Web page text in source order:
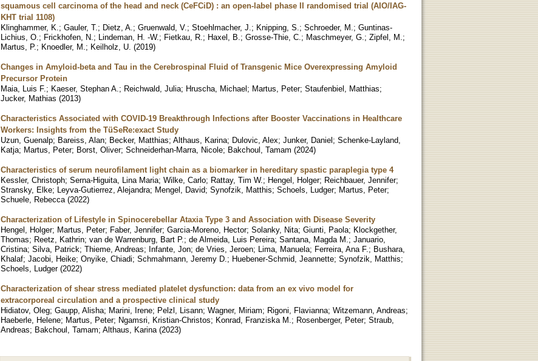
squamous cell carcinoma of the head and neck (CeFCiD) : an open-label phase II randomised trial (AIO/IAG-
KHT trial 1108)
Klinghammer, K. ; Gauler, T. ; Dietz, A. ; Gruenwald, V. ; Stoehlmacher, J. ; Knipping, S. ; Schroeder, M. ; Guntinas-
Lichius, O. ; Frickhofen, N. ; Lindeman, H. -W. ; Fietkau, R. ; Haxel, B. ; Grosse-Thie, C. ; Maschmeyer, G. ; Zipfel, M. ;
Martus, P. ; Knoedler, M. ; Keilholz, U. (2019)
Changes in Amyloid-beta and Tau in the Cerebrospinal Fluid of Transgenic Mice Overexpressing Amyloid
Precursor Protein
Maia, Luis F. ; Kaeser, Stephan A. ; Reichwald, Julia; Hruscha, Michael; Martus, Peter; Staufenbiel, Matthias;
Jucker, Mathias (2013)
Characteristics Associated with COVID-19 Breakthrough Infections after Booster Vaccinations in Healthcare
Workers: Insights from the TüSeRe:exact Study
Uzun, Guenalp; Bareiss, Alan; Becker, Matthias; Althaus, Karina; Dulovic, Alex; Junker, Daniel; Schenke-Layland,
Katja; Martus, Peter; Borst, Oliver; Schneiderhan-Marra, Nicole; Bakchoul, Tamam (2024)
Characteristics of serum neurofilament light chain as a biomarker in hereditary spastic paraplegia type 4
Kessler, Christoph; Serna-Higuita, Lina Maria; Wilke, Carlo; Rattay, Tim W. ; Hengel, Holger; Reichbauer, Jennifer;
Stransky, Elke; Leyva-Gutierrez, Alejandra; Mengel, David; Synofzik, Matthis; Schoels, Ludger; Martus, Peter;
Schuele, Rebecca (2022)
Characterization of Lifestyle in Spinocerebellar Ataxia Type 3 and Association with Disease Severity
Hengel, Holger; Martus, Peter; Faber, Jennifer; Garcia-Moreno, Hector; Solanky, Nita; Giunti, Paola; Klockgether,
Thomas; Reetz, Kathrin; van de Warrenburg, Bart P. ; de Almeida, Luis Pereira; Santana, Magda M. ; Januario,
Cristina; Silva, Patrick; Thieme, Andreas; Infante, Jon; de Vries, Jeroen; Lima, Manuela; Ferreira, Ana F. ; Bushara,
Khalaf; Jacobi, Heike; Onyike, Chiadi; Schmahmann, Jeremy D. ; Huebener-Schmid, Jeannette; Synofzik, Matthis;
Schoels, Ludger (2022)
Characterization of shear stress mediated platelet dysfunction: data from an ex vivo model for
extracorporeal circulation and a prospective clinical study
Hidiatov, Oleg; Gaupp, Alisha; Marini, Irene; Pelzl, Lisann; Wagner, Miriam; Rigoni, Flavianna; Witzemann, Andreas;
Haeberle, Helene; Martus, Peter; Ngamsri, Kristian-Christos; Konrad, Franziska M. ; Rosenberger, Peter; Straub,
Andreas; Bakchoul, Tamam; Althaus, Karina (2023)